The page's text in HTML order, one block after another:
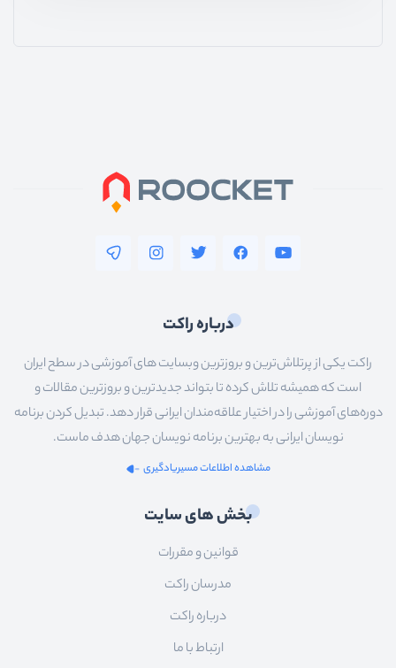
درباره راکت
راکت یکی از پرتلاش‌ترین و بروزترین وبسایت های آموزشی در سطح ایران
است که همیشه تلاش کرده تا بتواند جدیدترین و بروزترین مقالات و
دوره‌های آموزشی را در اختیار علاقه‌مندان ایرانی قرار دهد. تبدیل کردن برنامه
نویسان ایرانی به بهترین برنامه نویسان جهان هدف ماست.
مشاهده اطلاعات مسیریادگیری
بخش های سایت
قوانین و مقررات
مدرسان راکت
درباره راکت
ارتباط با ما